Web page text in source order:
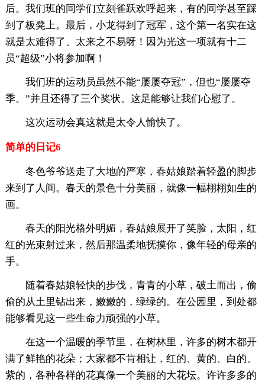
后。我们班的同学们立刻雀跃欢呼起来，有的同学甚至踩
到了板凳上。最后，小龙得到了冠军，这个第一名实在这
就是太难得了、太来之不易呀！因为光这一项就有十二
员“超级”小将参加啊！
我们班的运动员虽然不能“屡屡夺冠”，但也“屡屡夺
季。”并且还得了三个奖状。这足能够让我们心慰了。
这次运动会真这就是太令人愉快了。
简单的日记6
冬色爷爷送走了大地的严寒，春姑娘踏着轻盈的脚步
来到了人间。春天的景色十分美丽，就像一幅栩栩如生的
画。
春天的阳光格外明媚，春姑娘展开了笑脸，太阳，红
红的光束射过来，然后那温柔地抚摸你，像年轻的母亲的
手。
随着春姑娘轻快的步伐，青青的小草，破土而出，偷
偷的从土里钻出来，嫩嫩的，绿绿的。在公园里，到处都
能够看见这一些生命力顽强的小草。
在这一个温暖的季节里，在树林里，许多的树木都开
满了鲜艳的花朵；大家都不肯相让，红的、黄的、白的、
紫的，各种各样的花真像一个美丽的大花坛。许许多多的